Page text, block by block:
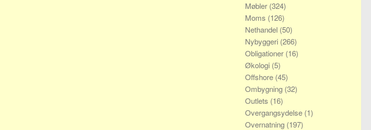
Møbler (324)
Moms (126)
Nethandel (50)
Nybyggeri (266)
Obligationer (16)
Økologi (5)
Offshore (45)
Ombygning (32)
Outlets (16)
Overgangsydelse (1)
Overnatning (197)